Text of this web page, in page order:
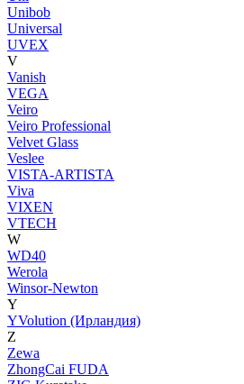
Unibob
Universal
UVEX
V
Vanish
VEGA
Veiro
Veiro Professional
Velvet Glass
Veslee
VISTA-ARTISTA
Viva
VIXEN
VTECH
W
WD40
Werola
Winsor-Newton
Y
YVolution (Ирландия)
Z
Zewa
ZhongCai FUDA